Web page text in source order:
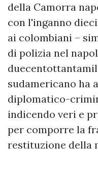
della Camorra
con l'inganno
ai colombiani –
di polizia nel
sudamericano ha
diplomatico-
indicendo veri e
per comporre la
restituzione della